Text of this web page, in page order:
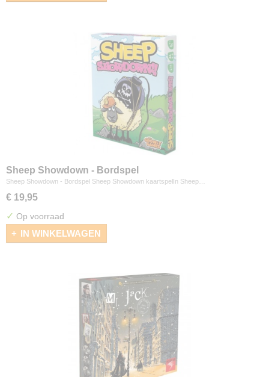
Sheep Showdown - Bordspel
Sheep Showdown - Bordspel Sheep Showdown kaartspelIn Sheep…
€ 19,95
✓ Op voorraad
IN WINKELWAGEN